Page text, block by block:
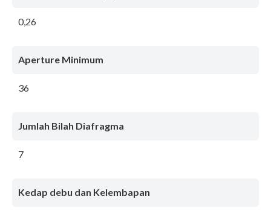
0,26
Aperture Minimum
36
Jumlah Bilah Diafragma
7
Kedap debu dan Kelembapan